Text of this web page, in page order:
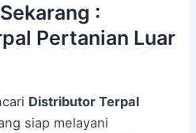
:
Pertanian Luar
Distributor Terpal
siap melayani